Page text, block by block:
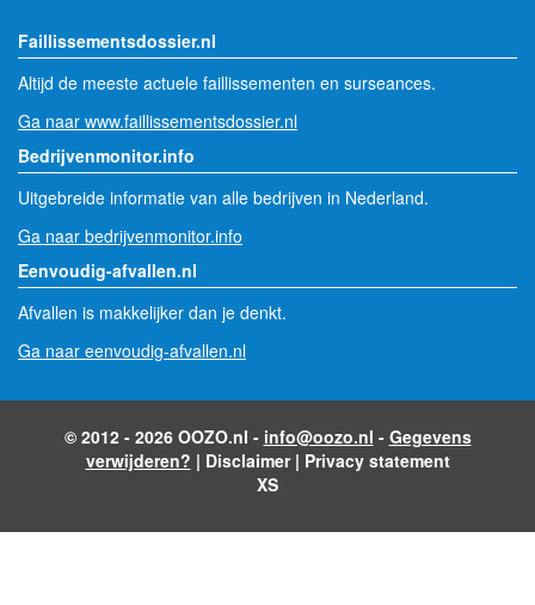
Faillissementsdossier.nl
Altijd de meeste actuele faillissementen en surseances.
Ga naar www.faillissementsdossier.nl
Bedrijvenmonitor.info
Uitgebreide informatie van alle bedrijven in Nederland.
Ga naar bedrijvenmonitor.info
Eenvoudig-afvallen.nl
Afvallen is makkelijker dan je denkt.
Ga naar eenvoudig-afvallen.nl
© 2012 - 2026 OOZO.nl - info@oozo.nl - Gegevens
verwijderen? | Disclaimer| Privacy statement
XS